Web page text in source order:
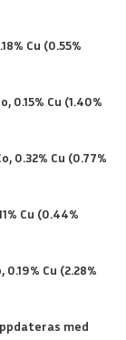
Cu (0.55%
0.15% Cu (1.40%
0.32% Cu (0.77%
Cu (0.44%
0.19% Cu (2.28%
med